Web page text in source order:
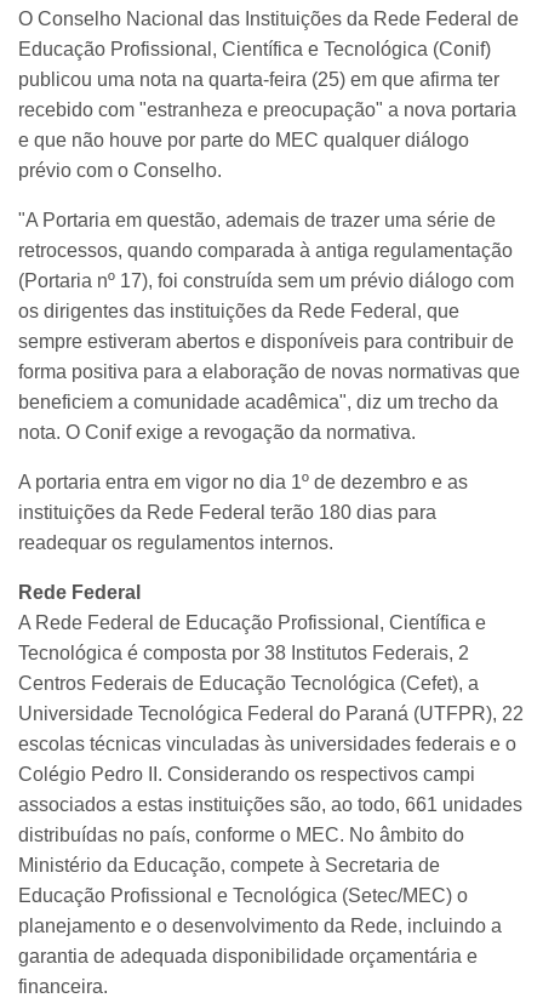
O Conselho Nacional das Instituições da Rede Federal de
Educação Profissional, Científica e Tecnológica (Conif)
publicou uma nota na quarta-feira (25) em que afirma ter
recebido com "estranheza e preocupação" a nova portaria
e que não houve por parte do MEC qualquer diálogo
prévio com o Conselho.
"A Portaria em questão, ademais de trazer uma série de
retrocessos, quando comparada à antiga regulamentação
(Portaria nº 17), foi construída sem um prévio diálogo com
os dirigentes das instituições da Rede Federal, que
sempre estiveram abertos e disponíveis para contribuir de
forma positiva para a elaboração de novas normativas que
beneficiem a comunidade acadêmica", diz um trecho da
nota. O Conif exige a revogação da normativa.
A portaria entra em vigor no dia 1º de dezembro e as
instituições da Rede Federal terão 180 dias para
readequar os regulamentos internos.
Rede Federal
A Rede Federal de Educação Profissional, Científica e
Tecnológica é composta por 38 Institutos Federais, 2
Centros Federais de Educação Tecnológica (Cefet), a
Universidade Tecnológica Federal do Paraná (UTFPR), 22
escolas técnicas vinculadas às universidades federais e o
Colégio Pedro II. Considerando os respectivos campi
associados a estas instituições são, ao todo, 661 unidades
distribuídas no país, conforme o MEC. No âmbito do
Ministério da Educação, compete à Secretaria de
Educação Profissional e Tecnológica (Setec/MEC) o
planejamento e o desenvolvimento da Rede, incluindo a
garantia de adequada disponibilidade orçamentária e
financeira.